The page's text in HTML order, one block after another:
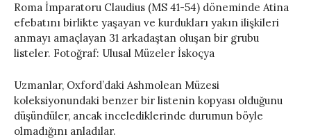
Roma İmparatoru Claudius (MS 41-54) döneminde Atina
efebatını birlikte yaşayan ve kurdukları yakın ilişkileri
anmayı amaçlayan 31 arkadaştan oluşan bir grubu
listeler. Fotoğraf: Ulusal Müzeler İskoçya
Uzmanlar, Oxford’daki Ashmolean Müzesi
koleksiyonundaki benzer bir listenin kopyası olduğunu
düşündüler, ancak incelediklerinde durumun böyle
olmadığını anladılar.